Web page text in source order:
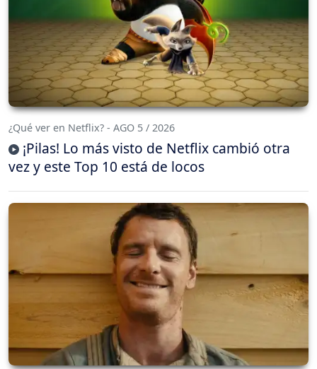
¿Qué ver en Netflix? - AGO 5 / 2026
¡Pilas! Lo más visto de Netflix cambió otra
vez y este Top 10 está de locos